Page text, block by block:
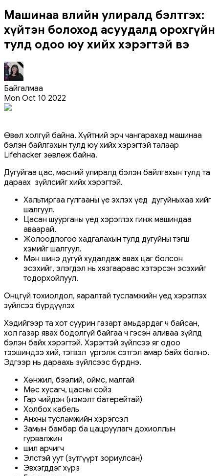
Машинаа өвлийн улиралд бэлтгэх:
хүйтэн болоход асуудалд орохгүйн
тулд одоо юу хийх хэрэгтэй вэ
Байгалмаа
Mon Oct 10 2022
Өвөл холгүй байна. Хүйтний эрч чангарахад машинаа
бэлэн байлгахын тулд юу хийх хэрэгтэй талаар
Lifehacker зөвлөж байна.
Дугуйгаа цас, мөсний улиралд бэлэн байлгахын тулд та
дараах зүйлсийг хийх хэрэгтэй.
Хальтиргаа гулгааны үе эхлэх үед дугуйныхаа хийг
шалгуул.
Цасан шуурганы үед хэрэглэх гинж машиндаа
аваарай.
Жолоодлогоо хадгалахын тулд дугуйны тэгш
хэмийг шалгуул.
Мөн шинэ дугуй худалдаж авах цаг болсон
эсэхийг, элэгдэл нь хязгаараас хэтэрсэн эсэхийг
тодорхойлуул.
Онцгүй тохиолдол, яаралтай тусламжийн үед хэрэглэх
зүйлсээ бүрдүүлэх
Хэдийгээр та хот суурин газарт амьдардаг ч байсан,
хол газар явах бодолгүй байгаа ч гэсэн аливаа зүйлд
бэлэн байх хэрэгтэй. Хэрэгтэй зүйлсээ яг одоо
тээшиндээ хий, тэгвэл үргэлж сэтгэл амар байх болно.
Эдгээр нь дараахь зүйлсээс бүрднэ.
Хөнжил, бээлий, оймс, малгай
Мөс хусагч, цасны сойз
Гар чийдэн (нэмэлт батерейтай)
Холбох кабель
Анхны тусламжийн хэрэгсэл
Замын бамбар ба цацруулагч дохиоллын
гурвалжин
шил арчигч
Элстэй уут (зүтгүүрт зориулсан)
Эвхэгддэг хүрз